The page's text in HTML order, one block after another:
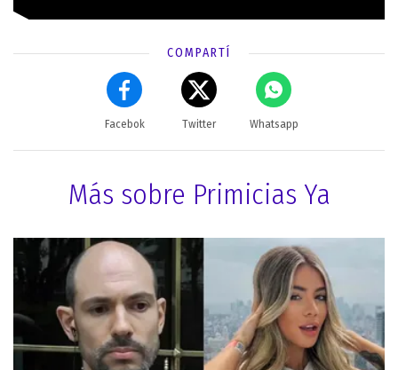
COMPARTÍ
Facebok Twitter Whatsapp
Más sobre Primicias Ya